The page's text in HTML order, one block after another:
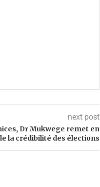
next post
Dr Mukwege remet en
la crédibilité des élections